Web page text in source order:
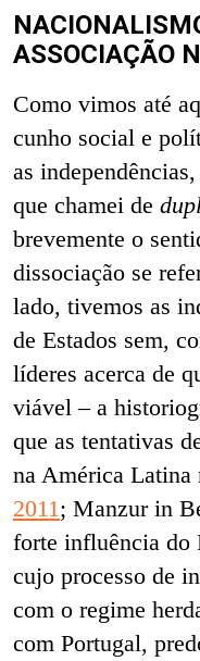
ASSOCIAÇÃO
Como vimos até
cunho social e
as
que chamei de
brevemente o
dissociação se
lado, tivemos as
de Estados sem,
líderes acerca de
viável – a
que as tentativas
na América Latina
2011 ; Manzur in
forte influência do
cujo processo de
com o regime
com Portugal,